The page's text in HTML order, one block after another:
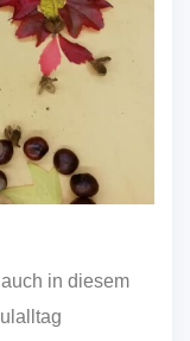
in diesem